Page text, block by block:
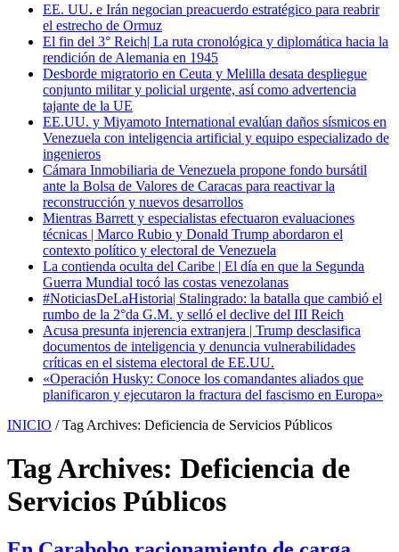
EE. UU. e Irán negocian preacuerdo estratégico para reabrir
el estrecho de Ormuz
El fin del 3° Reich| La ruta cronológica y diplomática hacia la
rendición de Alemania en 1945
Desborde migratorio en Ceuta y Melilla desata despliegue
conjunto militar y policial urgente, así como advertencia
tajante de la UE
EE.UU. y Miyamoto International evalúan daños sísmicos en
Venezuela con inteligencia artificial y equipo especializado de
ingenieros
Cámara Inmobiliaria de Venezuela propone fondo bursátil
ante la Bolsa de Valores de Caracas para reactivar la
reconstrucción y nuevos desarrollos
Mientras Barrett y especialistas efectuaron evaluaciones
técnicas | Marco Rubio y Donald Trump abordaron el
contexto político y electoral de Venezuela
La contienda oculta del Caribe | El día en que la Segunda
Guerra Mundial tocó las costas venezolanas
#NoticiasDeLaHistoria| Stalingrado: la batalla que cambió el
rumbo de la 2°da G.M. y selló el declive del III Reich
Acusa presunta injerencia extranjera | Trump desclasifica
documentos de inteligencia y denuncia vulnerabilidades
críticas en el sistema electoral de EE.UU.
«Operación Husky: Conoce los comandantes aliados que
planificaron y ejecutaron la fractura del fascismo en Europa»
INICIO / Tag Archives: Deficiencia de Servicios Públicos
Tag Archives: Deficiencia de
Servicios Públicos